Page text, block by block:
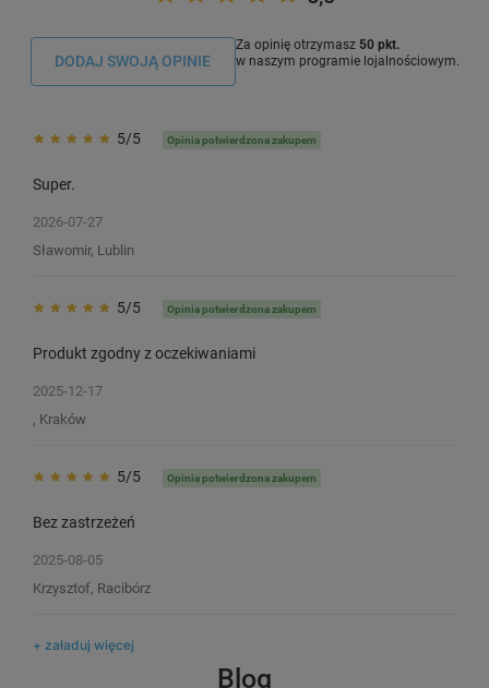
DODAJ SWOJĄ OPINIE
Za opinię otrzymasz 50 pkt.
w naszym programie lojalnościowym.
5/5 Opinia potwierdzona zakupem
Super.
2026-07-27
Sławomir, Lublin
5/5 Opinia potwierdzona zakupem
Produkt zgodny z oczekiwaniami
2025-12-17
, Kraków
5/5 Opinia potwierdzona zakupem
Bez zastrzeżeń
2025-08-05
Krzysztof, Racibórz
+ załaduj więcej
Blog